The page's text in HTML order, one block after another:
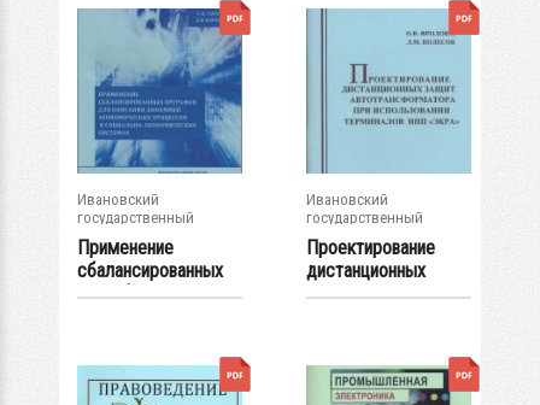
Ивановский
государственный
энергетический...
Применение
сбалансированных
орграфов для
Ивановский
государственный
энергетический...
Проектирование
дистанционных
защит...